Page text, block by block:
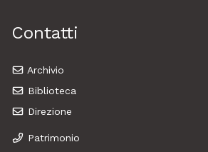
Contatti
Archivio
Biblioteca
Direzione
Patrimonio